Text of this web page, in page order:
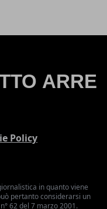
Policy
in quanto viene
pertanto considerarsi un
62 del 7 marzo 2001.